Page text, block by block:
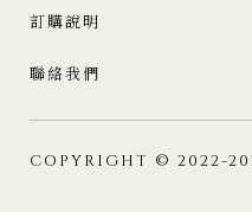
訂購說明
聯絡我們
COPYRIGHT © 2022-